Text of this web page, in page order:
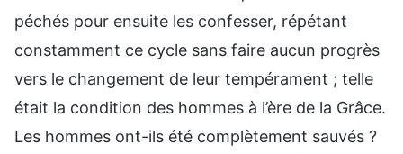
péchés pour ensuite les confesser, répétant
constamment ce cycle sans faire aucun progrès
vers le changement de leur tempérament ; telle
était la condition des hommes à l’ère de la Grâce.
Les hommes ont-ils été complètement sauvés ?